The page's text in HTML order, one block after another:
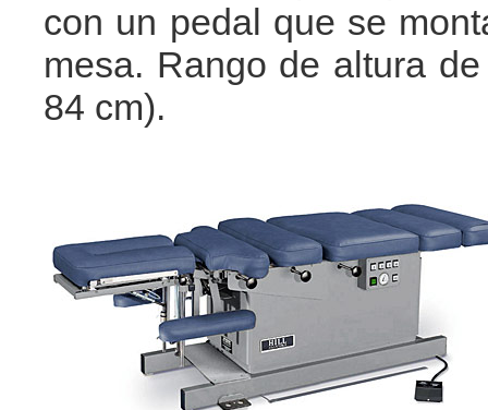
con un pedal que se
mesa. Rango de altura
84 cm).